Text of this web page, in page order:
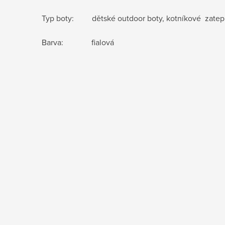
Typ boty: dětské outdoor boty, kotníkové
Barva: fialová